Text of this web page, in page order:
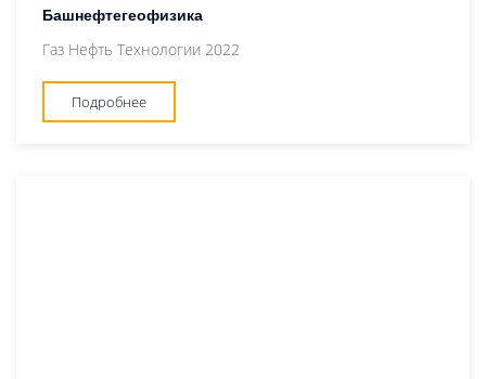
Башнефтегеофизика
Газ Нефть Технологии 2022
Подробнее